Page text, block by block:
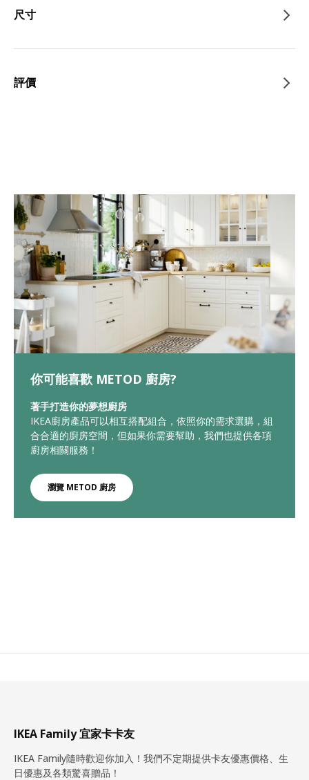
尺寸
評價
你可能喜歡 METOD 廚房?
著手打造你的夢想廚房
IKEA廚房產品可以相互搭配組合，依照你的需求選購，組
合合適的廚房空間，但如果你需要幫助，我們也提供各項
廚房相關服務！
瀏覽 METOD 廚房
IKEA Family 宜家卡卡友
IKEA Family隨時歡迎你加入！我們不定期提供卡友優惠價格、生
日優惠及各類驚喜贈品！